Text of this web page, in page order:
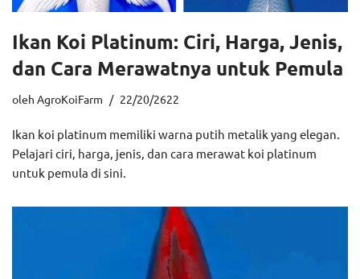
Ikan Koi Platinum: Ciri, Harga, Jenis,
dan Cara Merawatnya untuk Pemula
oleh AgroKoiFarm 22/20/2622
Ikan koi platinum memiliki warna putih metalik yang elegan.
Pelajari ciri, harga, jenis, dan cara merawat koi platinum
untuk pemula di sini.